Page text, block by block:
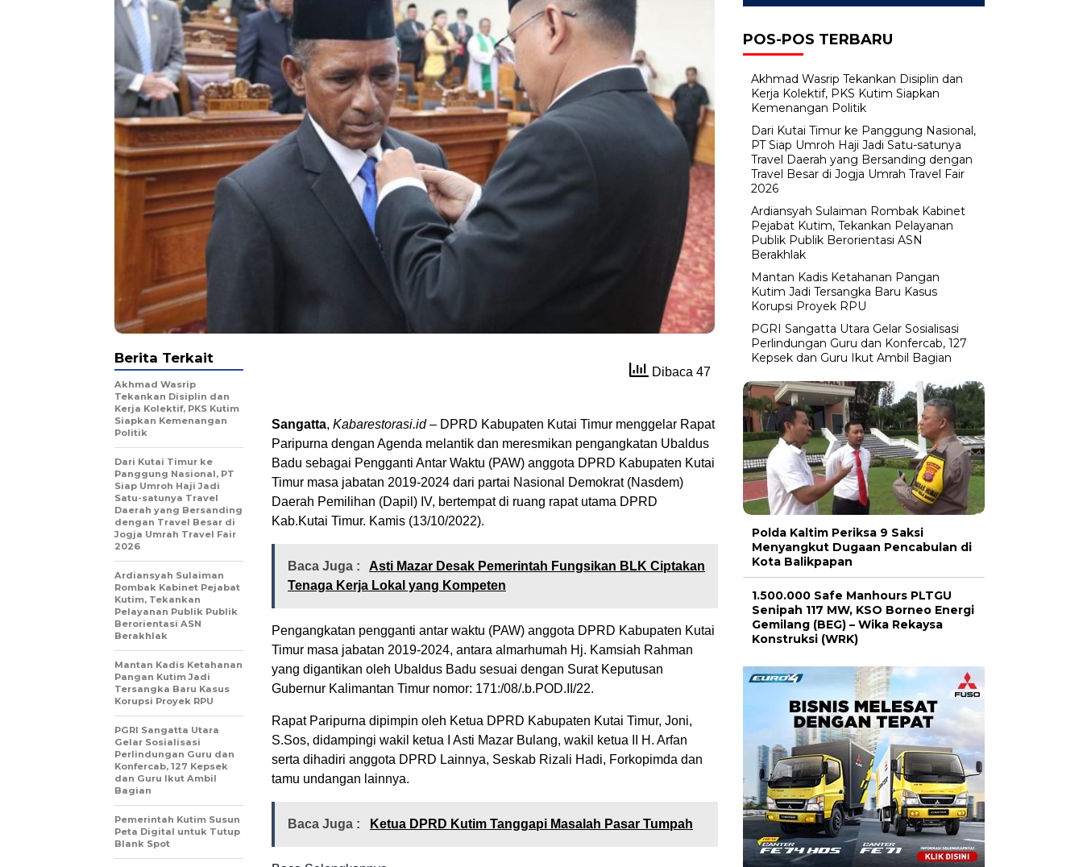
Dibaca 47
Sangatta, Kabarestorasi.id– DPRD Kabupaten Kutai Timur menggelar Rapat
Paripurna dengan Agenda melantik dan meresmikan pengangkatan Ubaldus
Badu sebagai Pengganti Antar Waktu (PAW) anggota DPRD Kabupaten Kutai
Timur masa jabatan 2019-2024 dari partai Nasional Demokrat (Nasdem)
Daerah Pemilihan (Dapil) IV, bertempat di ruang rapat utama DPRD
Kab.Kutai Timur. Kamis (13/10/2022).
Baca Juga :
Asti Mazar Desak Pemerintah Fungsikan BLK Ciptakan
Tenaga Kerja Lokal yang Kompeten
Pengangkatan pengganti antar waktu (PAW) anggota DPRD Kabupaten Kutai
Timur masa jabatan 2019-2024, antara almarhumah Hj. Kamsiah Rahman
yang digantikan oleh Ubaldus Badu sesuai dengan Surat Keputusan
Gubernur Kalimantan Timur nomor: 171:/08/.b.POD.II/22.
Rapat Paripurna dipimpin oleh Ketua DPRD Kabupaten Kutai Timur, Joni,
S.Sos, didampingi wakil ketua I Asti Mazar Bulang, wakil ketua II H. Arfan
serta dihadiri anggota DPRD Lainnya, Seskab Rizali Hadi, Forkopimda dan
tamu undangan lainnya.
Baca Juga : Ketua DPRD Kutim Tanggapi Masalah Pasar Tumpah
Berita Terkait
Akhmad Wasrip
Tekankan Disiplin dan
Kerja Kolektif, PKS Kutim
Siapkan Kemenangan
Politik
Dari Kutai Timur ke
Panggung Nasional, PT
Siap Umroh Haji Jadi
Satu-satunya Travel
Daerah yang Bersanding
dengan Travel Besar di
Jogja Umrah Travel Fair
2026
Ardiansyah Sulaiman
Rombak Kabinet Pejabat
Kutim, Tekankan
Pelayanan Publik Publik
Berorientasi ASN
Berakhlak
Mantan Kadis Ketahanan
Pangan Kutim Jadi
Tersangka Baru Kasus
Korupsi Proyek RPU
PGRI Sangatta Utara
Gelar Sosialisasi
Perlindungan Guru dan
Konfercab, 127 Kepsek
dan Guru Ikut Ambil
Bagian
Pemerintah Kutim Susun
Peta Digital untuk Tutup
Blank Spot
POS-POS TERBARU
Akhmad Wasrip Tekankan Disiplin dan
Kerja Kolektif, PKS Kutim Siapkan
Kemenangan Politik
Dari Kutai Timur ke Panggung Nasional,
PT Siap Umroh Haji Jadi Satu-satunya
Travel Daerah yang Bersanding dengan
Travel Besar di Jogja Umrah Travel Fair
2026
Ardiansyah Sulaiman Rombak Kabinet
Pejabat Kutim, Tekankan Pelayanan
Publik Publik Berorientasi ASN
Berakhlak
Mantan Kadis Ketahanan Pangan
Kutim Jadi Tersangka Baru Kasus
Korupsi Proyek RPU
PGRI Sangatta Utara Gelar Sosialisasi
Perlindungan Guru dan Konfercab, 127
Kepsek dan Guru Ikut Ambil Bagian
Polda Kaltim Periksa 9 Saksi
Menyangkut Dugaan Pencabulan di
Kota Balikpapan
1.500.000 Safe Manhours PLTGU
Senipah 117 MW, KSO Borneo Energi
Gemilang (BEG) – Wika Rekaysa
Konstruksi (WRK)